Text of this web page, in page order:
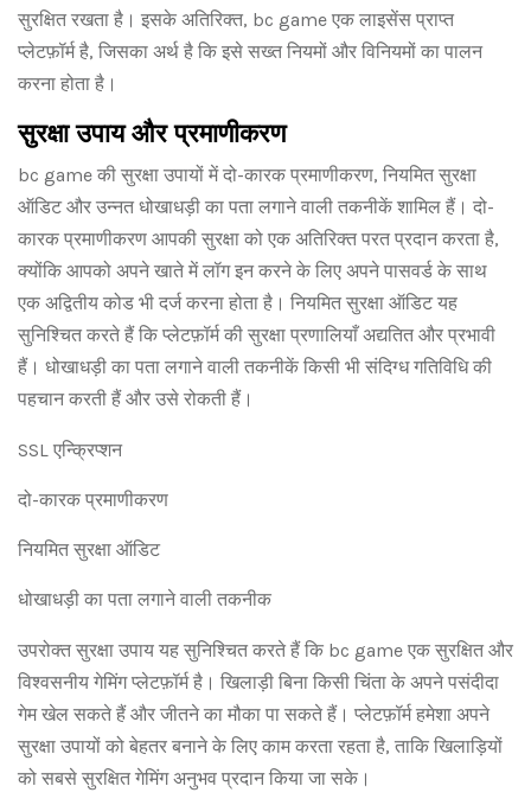
सुरक्षित रखता है। इसके अतिरिक्त, bc game एक लाइसेंस प्राप्त
प्लेटफ़ॉर्म है, जिसका अर्थ है कि इसे सख्त नियमों और विनियमों का पालन
करना होता है।
सुरक्षा उपाय और प्रमाणीकरण
bc game की सुरक्षा उपायों में दो-कारक प्रमाणीकरण, नियमित सुरक्षा
ऑडिट और उन्नत धोखाधड़ी का पता लगाने वाली तकनीकें शामिल हैं। दो-
कारक प्रमाणीकरण आपकी सुरक्षा को एक अतिरिक्त परत प्रदान करता है,
क्योंकि आपको अपने खाते में लॉग इन करने के लिए अपने पासवर्ड के साथ
एक अद्वितीय कोड भी दर्ज करना होता है। नियमित सुरक्षा ऑडिट यह
सुनिश्चित करते हैं कि प्लेटफ़ॉर्म की सुरक्षा प्रणालियाँ अद्यतित और प्रभावी
हैं। धोखाधड़ी का पता लगाने वाली तकनीकें किसी भी संदिग्ध गतिविधि की
पहचान करती हैं और उसे रोकती हैं।
SSL एन्क्रिप्शन
दो-कारक प्रमाणीकरण
नियमित सुरक्षा ऑडिट
धोखाधड़ी का पता लगाने वाली तकनीक
उपरोक्त सुरक्षा उपाय यह सुनिश्चित करते हैं कि bc game एक सुरक्षित और
विश्वसनीय गेमिंग प्लेटफ़ॉर्म है। खिलाड़ी बिना किसी चिंता के अपने पसंदीदा
गेम खेल सकते हैं और जीतने का मौका पा सकते हैं। प्लेटफ़ॉर्म हमेशा अपने
सुरक्षा उपायों को बेहतर बनाने के लिए काम करता रहता है, ताकि खिलाड़ियों
को सबसे सुरक्षित गेमिंग अनुभव प्रदान किया जा सके।